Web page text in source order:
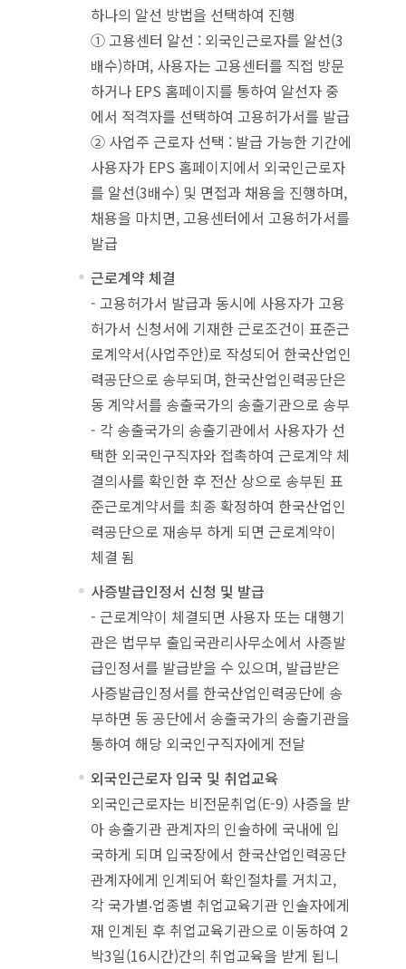
하나의 알선 방법을 선택하여 진행
① 고용센터 알선 : 외국인근로자를 알선(3
배수)하며, 사용자는 고용센터를 직접 방문
하거나 EPS 홈페이지를 통하여 알선자 중
에서 적격자를 선택하여 고용허가서를 발급
② 사업주 근로자 선택 : 발급 가능한 기간에
사용자가 EPS 홈페이지에서 외국인근로자
를 알선(3배수) 및 면접과 채용을 진행하며,
채용을 마치면, 고용센터에서 고용허가서를
발급
근로계약 체결
- 고용허가서 발급과 동시에 사용자가 고용
허가서 신청서에 기재한 근로조건이 표준근
로계약서(사업주안)로 작성되어 한국산업인
력공단으로 송부되며, 한국산업인력공단은
동 계약서를 송출국가의 송출기관으로 송부
- 각 송출국가의 송출기관에서 사용자가 선
택한 외국인구직자와 접촉하여 근로계약 체
결의사를 확인한 후 전산 상으로 송부된 표
준근로계약서를 최종 확정하여 한국산업인
력공단으로 재송부 하게 되면 근로계약이
체결 됨
사증발급인정서 신청 및 발급
- 근로계약이 체결되면 사용자 또는 대행기
관은 법무부 출입국관리사무소에서 사증발
급인정서를 발급받을 수 있으며, 발급받은
사증발급인정서를 한국산업인력공단에 송
부하면 동 공단에서 송출국가의 송출기관을
통하여 해당 외국인구직자에게 전달
외국인근로자 입국 및 취업교육
외국인근로자는 비전문취업(E-9) 사증을 받
아 송출기관 관계자의 인솔하에 국내에 입
국하게 되며 입국장에서 한국산업인력공단
관계자에게 인계되어 확인절차를 거치고,
각 국가별‧업종별 취업교육기관 인솔자에게
재 인계된 후 취업교육기관으로 이동하여 2
박3일(16시간)간의 취업교육을 받게 됩니